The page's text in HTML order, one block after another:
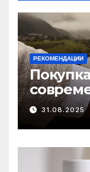
РЕКОМЕНДАЦИИ
выбору
31.08.2025